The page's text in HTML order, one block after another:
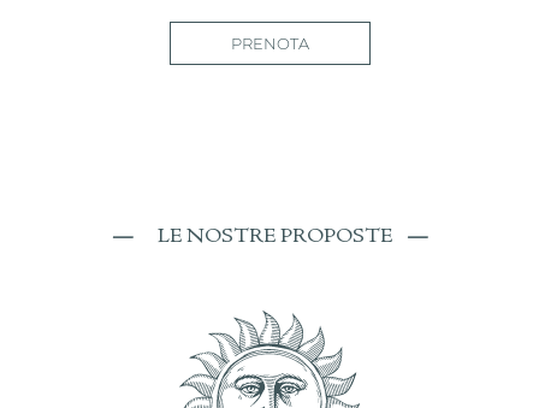
PRENOTA
— LE NOSTRE PROPOSTE —